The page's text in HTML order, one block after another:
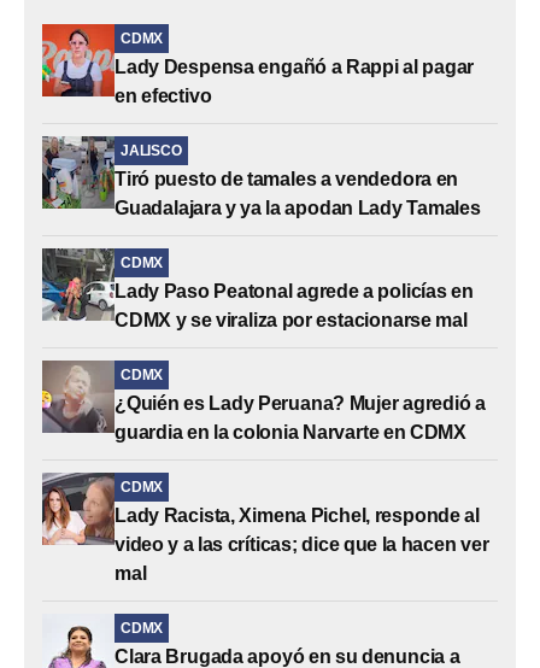
CDMX
Lady Despensa engañó a Rappi al pagar
en efectivo
JALISCO
Tiró puesto de tamales a vendedora en
Guadalajara y ya la apodan Lady Tamales
CDMX
Lady Paso Peatonal agrede a policías en
CDMX y se viraliza por estacionarse mal
CDMX
¿Quién es Lady Peruana? Mujer agredió a
guardia en la colonia Narvarte en CDMX
CDMX
Lady Racista, Ximena Pichel, responde al
video y a las críticas; dice que la hacen ver
mal
CDMX
Clara Brugada apoyó en su denuncia a